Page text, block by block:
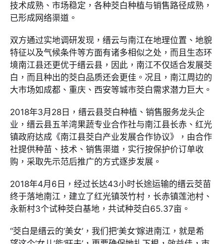
技术成熟、市场稳定，各种茭白种植与销售路径成熟，
已形成网络渠道。
双方通过实地调研发现，缙云与南江在地理位置、地貌
特征以及气候条件等方面有诸多相似之处，而且生态环
境南江县还更优于缙云县，因此，南江不仅适合发展茭
白，而且种出的茭白品质还会更佳。况且，南江周边的
大市场如成都、重庆、西安等城市茭白需求潜力巨大。
2018年3月28日，缙云县茭白种植、销售服务龙头企
业，缙云县五羊湾果蔬专业合作社与南江县长赤、红光
镇政府达成《南江县茭白产业发展合作协议》，由合作
社提供种苗、技术、销售渠道，实行按保护价订单收
购，采取先示范后推广的方式逐步发展。
2018年4月6日，经过长达43小时长途运输的缙云茭苗
终于落地南江，建立了红光镇茨竹村，长赤镇莲池村、
永新村3个试种茭白基地，共试种茭白65.37亩。
“茭白是缙云的‘美女’，我们把‘美女’嫁进南江，就是希